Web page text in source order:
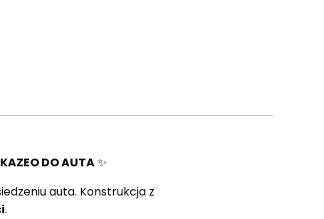
DO AUTA✨
auta. Konstrukcja z
.